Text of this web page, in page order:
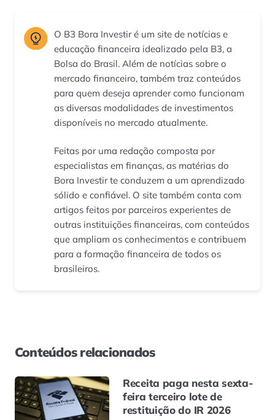
O B3 Bora Investir é um site de notícias e
educação financeira idealizado pela B3, a
Bolsa do Brasil. Além de notícias sobre o
mercado financeiro, também traz conteúdos
para quem deseja aprender como funcionam
as diversas modalidades de investimentos
disponíveis no mercado atualmente.
Feitas por uma redação composta por
especialistas em finanças, as matérias do
Bora Investir te conduzem a um aprendizado
sólido e confiável. O site também conta com
artigos feitos por parceiros experientes de
outras instituições financeiras, com conteúdos
que ampliam os conhecimentos e contribuem
para a formação financeira de todos os
brasileiros.
Conteúdos relacionados
Receita paga nesta sexta-
feira terceiro lote de
restituição do IR 2026